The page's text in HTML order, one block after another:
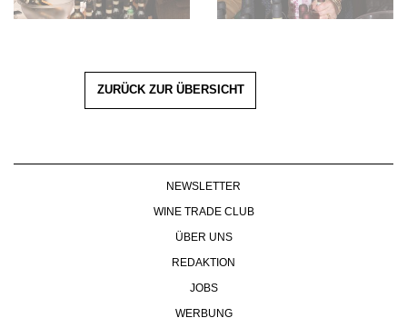
ZURÜCK ZUR ÜBERSICHT
NEWSLETTER
WINE TRADE CLUB
ÜBER UNS
REDAKTION
JOBS
WERBUNG